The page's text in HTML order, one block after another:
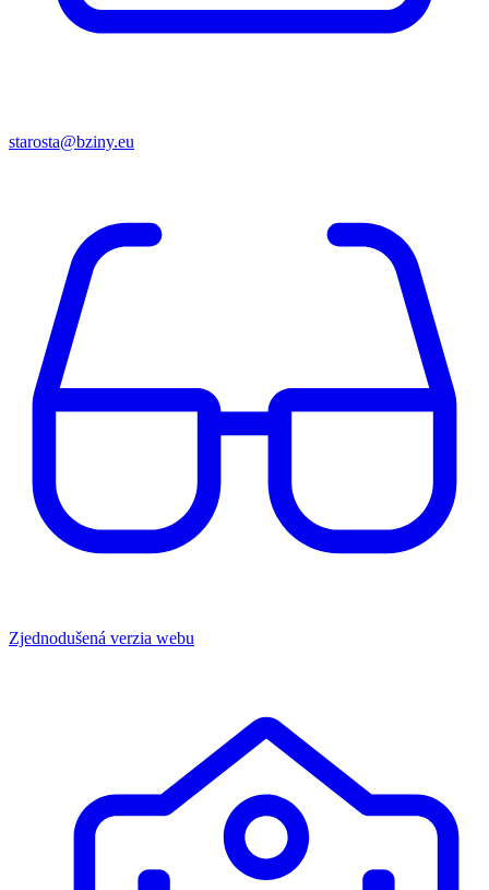
starosta@bziny.eu
Zjednodušená verzia webu